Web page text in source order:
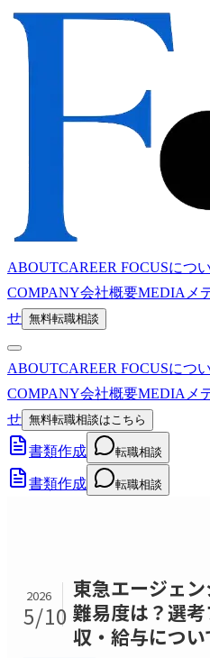
ABOUTCAREER FOCUSにつ
COMPANY会社概要MEDIA メ
せ 無料転職相談
ABOUTCAREER FOCUSにつ
COMPANY会社概要MEDIA メ
せ 無料転職相談はこちら
書類作成 転職相談
書類作成 転職相談
2026
5/10
東急エージェ
難易度は？選
収・給与につい